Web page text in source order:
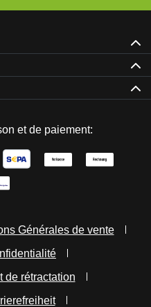
et de paiement:
Générales de vente
de rétractation